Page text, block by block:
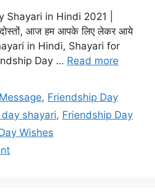
Shayari in Hindi 2021 |
दोस्तों, आज हम आपके लिए लेकर आये
in Hindi, Shayari for
Day … Read more
, Friendship Day
shayari, Friendship Day
Wishes